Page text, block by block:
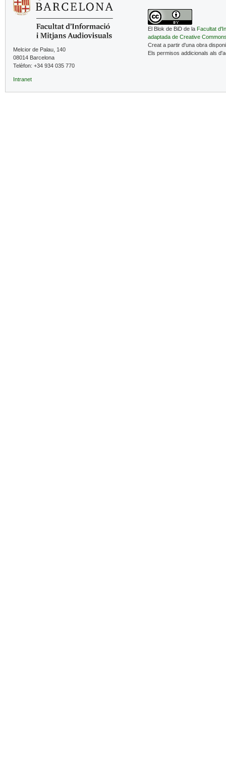
Melcior de Palau, 140
08014 Barcelona
Telèfon: +34 934 035 770
Intranet
El Blok de BiD de la Facultat
adaptada de Creative
Creat a partir d'una obra
Els permisos addicionals als